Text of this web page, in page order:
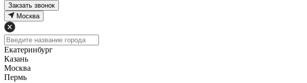
Закзать звонок
Москва
Екатеринбург
Казань
Москва
Пермь